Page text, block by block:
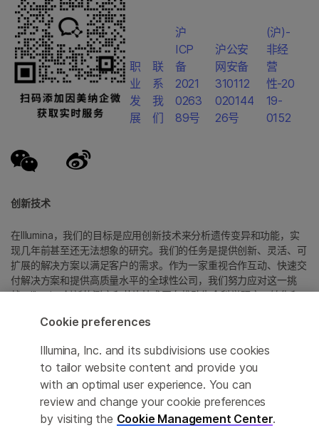
创新技术
在Illumina，我们的目标是应用创新技术来分析遗传变异和功能，实
现几年前甚至还无法想象的研究。我们的任务是提供创新、灵活、可
扩展的解决方案以满足客户的需求。作为一家重视合作互动、快速交
付解决方案和提供高质量水平的全球性公司，我们努力应对这一挑
战。Illumina创新的测序和芯片技术正在推动生命科学研究、转化和
具体商标信息，请参见
www.illumina.com.cn/company/legal.html。
Cookie Management Center
职
业
发
展
联
系
我
们
沪
ICP
备
2021
0263
89号
沪公安
网安备
310112
020144
26号
(沪)-
非经
营
性-20
19-
0152
Cookie preferences
Illumina, Inc. and its subdivisions use cookies
to tailor website content and provide you
with an optimal user experience. You can
review and change your cookie preferences
by visiting the Cookie Management Center.